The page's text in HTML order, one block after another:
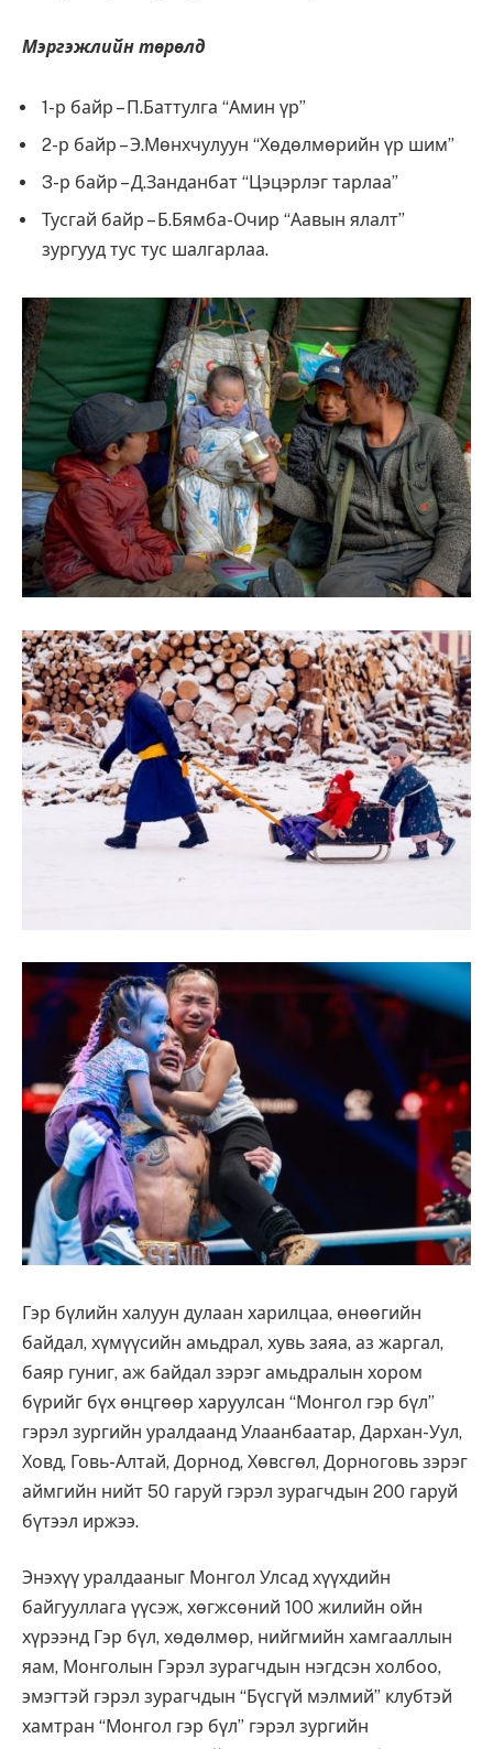
Мэргэжлийн төрөлд
1-р байр – П.Баттулга “Амин үр”
2-р байр – Э.Мөнхчулуун “Хөдөлмөрийн үр шим”
3-р байр – Д.Занданбат “Цэцэрлэг тарлаа”
Тусгай байр – Б.Бямба-Очир “Аавын ялалт”
зургууд тус тус шалгарлаа.
Гэр бүлийн халуун дулаан харилцаа, өнөөгийн
байдал, хүмүүсийн амьдрал, хувь заяа, аз жаргал,
баяр гуниг, аж байдал зэрэг амьдралын хором
бүрийг бүх өнцгөөр харуулсан “Монгол гэр бүл”
гэрэл зургийн уралдаанд Улаанбаатар, Дархан-Уул,
Ховд, Говь-Алтай, Дорнод, Хөвсгөл, Дорноговь зэрэг
аймгийн нийт 50 гаруй гэрэл зурагчдын 200 гаруй
бүтээл иржээ.
Энэхүү уралдааныг Монгол Улсад хүүхдийн
байгууллага үүсэж, хөгжсөний 100 жилийн ойн
хүрээнд Гэр бүл, хөдөлмөр, нийгмийн хамгааллын
яам, Монголын Гэрэл зурагчдын нэгдсэн холбоо,
эмэгтэй гэрэл зурагчдын “Бүсгүй мэлмий” клубтэй
хамтран “Монгол гэр бүл” гэрэл зургийн